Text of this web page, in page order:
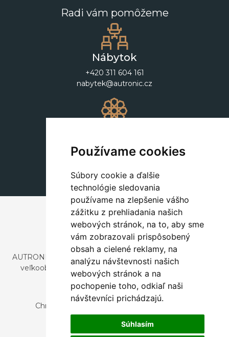
Používame cookies
Súbory cookie a ďalšie
technológie sledovania
používame na zlepšenie vášho
zážitku z prehliadania našich
webových stránok, na to, aby sme
vám zobrazovali prispôsobený
obsah a cielené reklamy, na
analýzu návštevnosti našich
webových stránok a na
pochopenie toho, odkiaľ naši
návštevníci prichádzajú.
Súhlasím
Radi vám pomôžeme
Nábytok
+420 311 604 161
nabytek@autronic.cz
+420 311 604 182
dekorace@autronic.cz
AUTRONIC, s.r.o. je spoločnosť zaoberajúca sa dovozom a
veľkoobchodným predajom dizajnového aj štýlového
nábytku a dekorácií.
Česká republika
Chrustenice 270, 267 12 Loděnice u Berouna
Slovensko
Nová 366, 032 02 Závažná Poruba